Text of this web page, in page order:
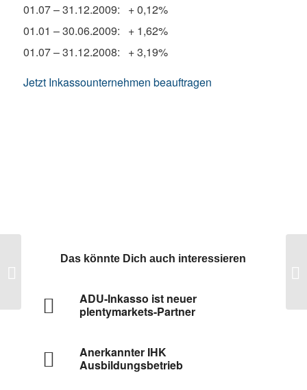
01.07 – 31.12.2009: + 0,12%
01.01 – 30.06.2009: + 1,62%
01.07 – 31.12.2008: + 3,19%
Jetzt Inkassounternehmen beauftragen
Das könnte Dich auch interessieren
ADU-Inkasso ist neuer
plentymarkets-Partner
Anerkannter IHK
Ausbildungsbetrieb